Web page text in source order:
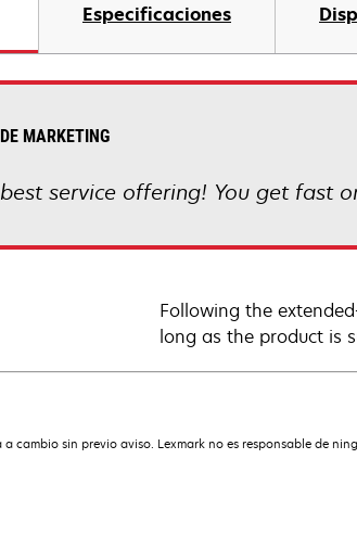
Especificaciones
MARKETING
service offering! You get fast
Following the
long as the product is
cambio sin previo aviso. Lexmark no es responsable de